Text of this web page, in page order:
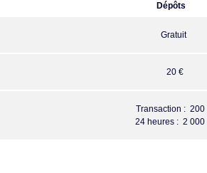
Dépôts
Gratuit
‎ 20 €
Transaction : ‎ 200
24 heures : ‎ 2 000